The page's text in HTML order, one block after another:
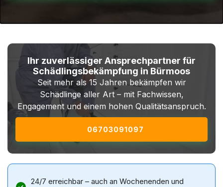
Ihr zuverlässiger Ansprechpartner für
Schädlingsbekämpfung in Bürmoos
Seit mehr als 15 Jahren bekämpfen wir
Schädlinge aller Art – mit Fachwissen,
Engagement und einem hohen Qualitätsanspruch.
06703091097
24/7 erreichbar – auch an Wochenenden und